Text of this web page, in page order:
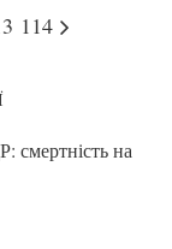
114
смертність на